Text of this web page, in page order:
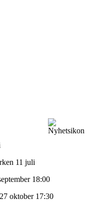
11 juli
18:00
oktober 17:30